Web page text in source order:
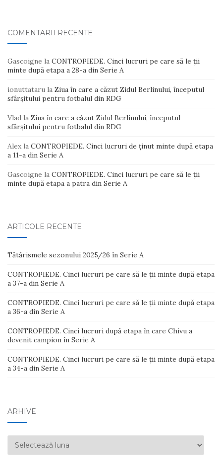
COMENTARII RECENTE
Gascoigne la CONTROPIEDE. Cinci lucruri pe care să le ții
minte după etapa a 28-a din Serie A
ionuttataru la Ziua în care a căzut Zidul Berlinului, începutul
sfârșitului pentru fotbalul din RDG
Vlad la Ziua în care a căzut Zidul Berlinului, începutul
sfârșitului pentru fotbalul din RDG
Alex la CONTROPIEDE. Cinci lucruri de ținut minte după etapa
a 11-a din Serie A
Gascoigne la CONTROPIEDE. Cinci lucruri pe care să le ții
minte după etapa a patra din Serie A
ARTICOLE RECENTE
Tătărismele sezonului 2025/26 în Serie A
CONTROPIEDE. Cinci lucruri pe care să le ții minte după etapa
a 37-a din Serie A
CONTROPIEDE. Cinci lucruri pe care să le ții minte după etapa
a 36-a din Serie A
CONTROPIEDE. Cinci lucruri după etapa în care Chivu a
devenit campion în Serie A
CONTROPIEDE. Cinci lucruri pe care să le ții minte după etapa
a 34-a din Serie A
ARHIVE
Arhive